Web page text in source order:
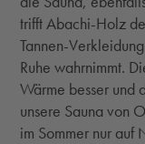
trifft Abachi-Holz
Tannen-
Ruhe wahrnimmt.
Wärme besser und
unsere Sauna von
im Sommer nur auf